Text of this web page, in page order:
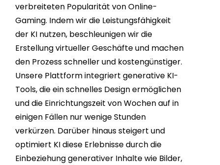
verbreiteten Popularität von Online-
Gaming. Indem wir die Leistungsfähigkeit
der KI nutzen, beschleunigen wir die
Erstellung virtueller Geschäfte und machen
den Prozess schneller und kostengünstiger.
Unsere Plattform integriert generative KI-
Tools, die ein schnelles Design ermöglichen
und die Einrichtungszeit von Wochen auf in
einigen Fällen nur wenige Stunden
verkürzen. Darüber hinaus steigert und
optimiert KI diese Erlebnisse durch die
Einbeziehung generativer Inhalte wie Bilder,